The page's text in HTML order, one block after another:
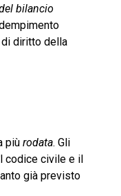
bilancio
di diritto della
più rodata. Gli
codice civile e il
già previsto